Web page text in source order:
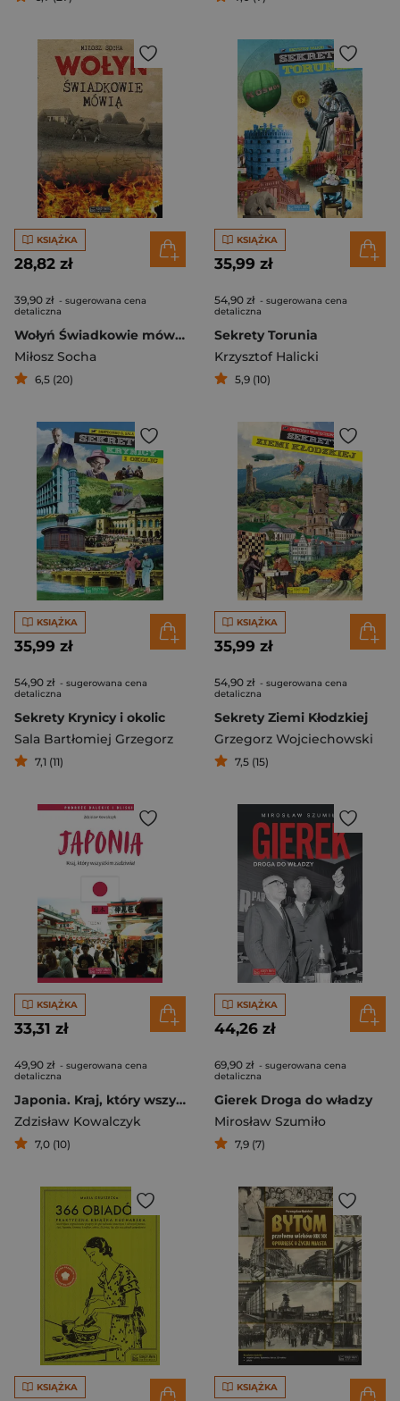
KSIĄŻKA
28,82 zł
39,90 zł - sugerowana cena
detaliczna
Wołyń Świadkowie mówią
Miłosz Socha
6,5 (20)
KSIĄŻKA
35,99 zł
54,90 zł - sugerowana cena
detaliczna
Sekrety Torunia
Krzysztof Halicki
5,9 (10)
KSIĄŻKA
35,99 zł
54,90 zł - sugerowana cena
detaliczna
Sekrety Krynicy i okolic
Sala Bartłomiej Grzegorz
7,1 (11)
KSIĄŻKA
35,99 zł
54,90 zł - sugerowana cena
detaliczna
Sekrety Ziemi Kłodzkiej
Grzegorz Wojciechowski
7,5 (15)
KSIĄŻKA
33,31 zł
49,90 zł - sugerowana cena
detaliczna
Japonia. Kraj, który wszystkim zadziwia
Zdzisław Kowalczyk
7,0 (10)
KSIĄŻKA
44,26 zł
69,90 zł - sugerowana cena
detaliczna
Gierek Droga do władzy
Mirosław Szumiło
7,9 (7)
KSIĄŻKA KSIĄŻKA